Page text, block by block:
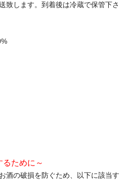
致します。到着後は冷蔵で保管下さ
るために～
酒の破損を防ぐため、以下に該当す